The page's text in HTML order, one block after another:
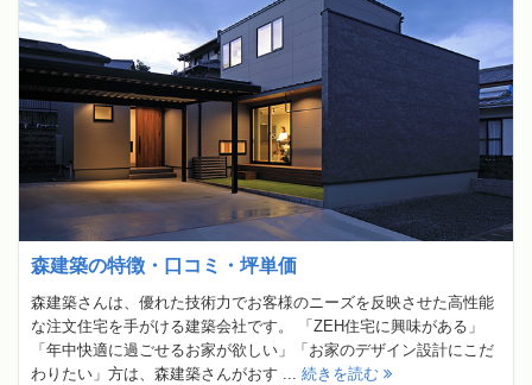
森建築の特徴・口コミ・坪単価
森建築さんは、優れた技術力でお客様のニーズを反映させた高性能
な注文住宅を手がける建築会社です。 「ZEH住宅に興味がある」
「年中快適に過ごせるお家が欲しい」「お家のデザイン設計にこだ
わりたい」方は、森建築さんがおす ... 続きを読む